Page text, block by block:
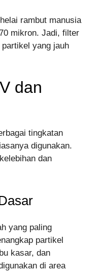
rambut manusia
mikron. Jadi, filter
yang jauh
dan
tingkatan
digunakan.
dan
yang paling
partikel
kasar, dan
di area